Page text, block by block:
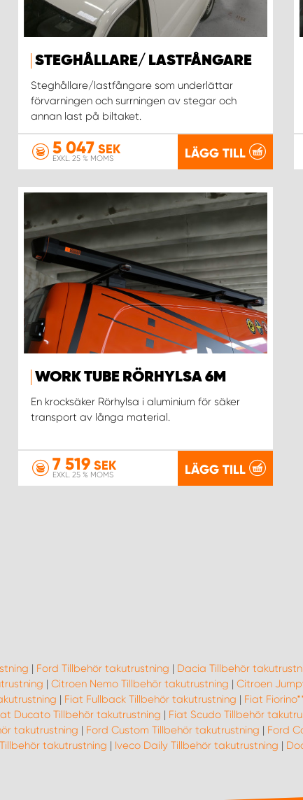
STEGHÅLLARE/ LASTFÅNGARE
Steghållare/lastfångare som underlättar
förvarningen och surrningen av stegar och
annan last på biltaket.
5 047SEK
EXKL. 25 % MOMS LÄGG TILL
WORK TUBE RÖRHYLSA 6M
En krocksäker Rörhylsa i aluminium för säker
transport av långa material.
7 519SEK
EXKL. 25 % MOMS LÄGG TILL
| Ford Tillbehör takutrustning | Dacia Tillbehör
| Citroen Nemo Tillbehör takutrustning | Citroen
| Fiat Fullback Tillbehör takutrustning | Fiat
Ducato Tillbehör takutrustning | Fiat Scudo Tillbehör
takutrustning | Ford Custom Tillbehör takutrustning | Ford
takutrustning | Iveco Daily Tillbehör takutrustning |